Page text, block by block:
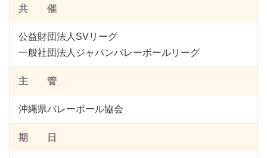
共 催
公益財団法人SVリーグ
一般社団法人ジャパンバレーボールリーグ
主 管
沖縄県バレーボール協会
期 日